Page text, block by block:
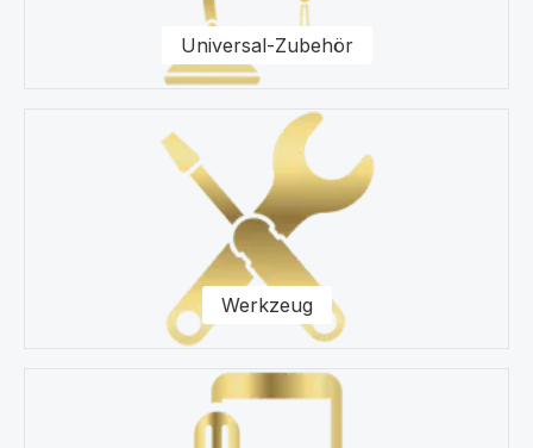
Universal-Zubehör
Werkzeug